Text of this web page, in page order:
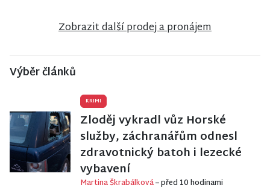
Zobrazit další prodej a pronájem
Výběr článků
KRIMI
Zloděj vykradl vůz Horské
služby, záchranářům odnesl
zdravotnický batoh i lezecké
vybavení
Martina Škrabálková– před 10 hodinami